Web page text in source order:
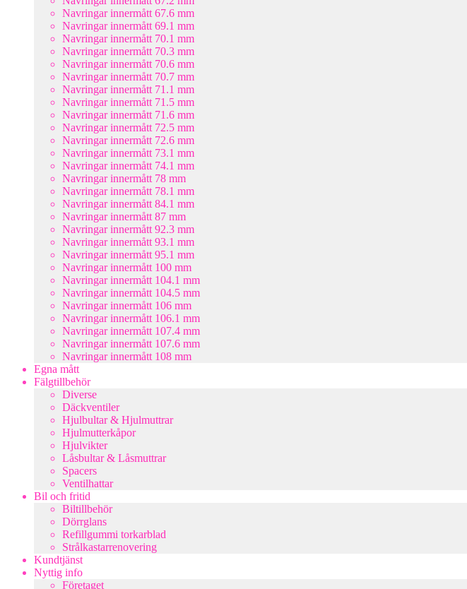
Navringar innermått 67.6 mm
Navringar innermått 69.1 mm
Navringar innermått 70.1 mm
Navringar innermått 70.3 mm
Navringar innermått 70.6 mm
Navringar innermått 70.7 mm
Navringar innermått 71.1 mm
Navringar innermått 71.5 mm
Navringar innermått 71.6 mm
Navringar innermått 72.5 mm
Navringar innermått 72.6 mm
Navringar innermått 73.1 mm
Navringar innermått 74.1 mm
Navringar innermått 78 mm
Navringar innermått 78.1 mm
Navringar innermått 84.1 mm
Navringar innermått 87 mm
Navringar innermått 92.3 mm
Navringar innermått 93.1 mm
Navringar innermått 95.1 mm
Navringar innermått 100 mm
Navringar innermått 104.1 mm
Navringar innermått 104.5 mm
Navringar innermått 106 mm
Navringar innermått 106.1 mm
Navringar innermått 107.4 mm
Navringar innermått 107.6 mm
Navringar innermått 108 mm
Egna mått
Fälgtillbehör
Diverse
Däckventiler
Hjulbultar & Hjulmuttrar
Hjulmutterkåpor
Hjulvikter
Låsbultar & Låsmuttrar
Spacers
Ventilhattar
Bil och fritid
Biltillbehör
Dörrglans
Refillgummi torkarblad
Strålkastarrenovering
Kundtjänst
Nyttig info
Företaget